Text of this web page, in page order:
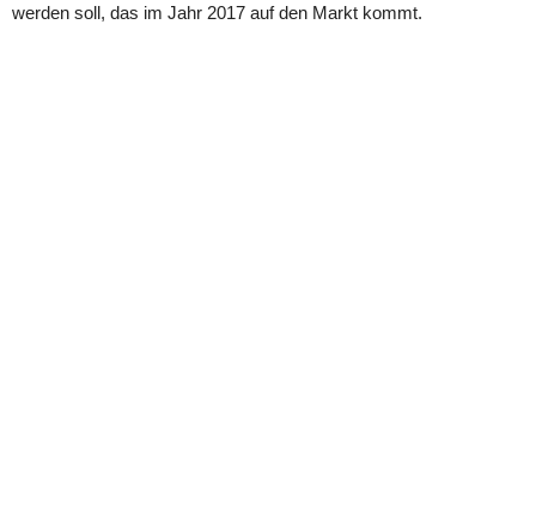
werden soll, das im Jahr 2017 auf den Markt kommt.